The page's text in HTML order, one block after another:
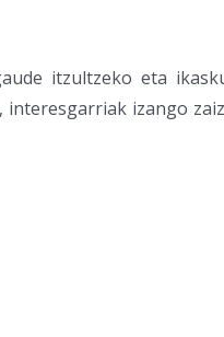
itzultzeko eta
izango